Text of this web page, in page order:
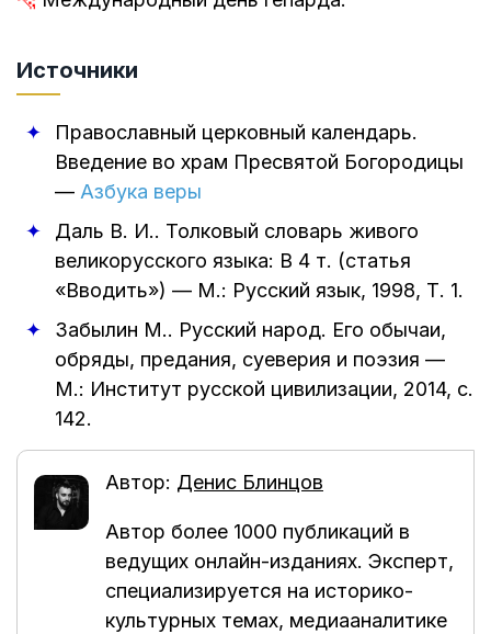
Источники
Православный церковный календарь.
Введение во храм Пресвятой Богородицы
— Азбука веры
Даль В. И.. Толковый словарь живого
великорусского языка: В 4 т. (статья
«Вводить») — М.: Русский язык, 1998, Т. 1.
Забылин М.. Русский народ. Его обычаи,
обряды, предания, суеверия и поэзия —
М.: Институт русской цивилизации, 2014, с.
142.
Автор: Денис Блинцов
Автор более 1000 публикаций в
ведущих онлайн-изданиях. Эксперт,
специализируется на историко-
культурных темах, медиааналитике